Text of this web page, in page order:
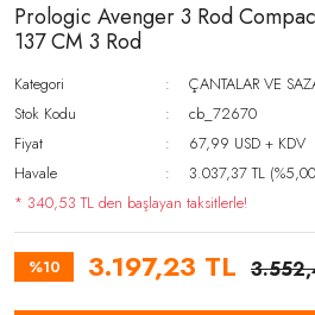
Prologic Avenger 3 Rod
137 CM 3 Rod
Kategori ÇANTALAR VE
Stok Kodu
cb_72670
Fiyat
67,99 USD + KDV
Havale
3.037,37 TL
* 340,53 TL den başlayan taksitlerle!
%10 3.197,23 TL